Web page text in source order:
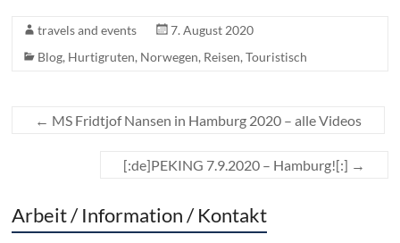
travels and events
7. August 2020
Blog, Hurtigruten, Norwegen, Reisen,Touristisch
← MS Fridtjof Nansen in Hamburg 2020 – alle Videos
[:de]PEKING 7.9.2020 – Hamburg![:] →
Arbeit / Information / Kontakt